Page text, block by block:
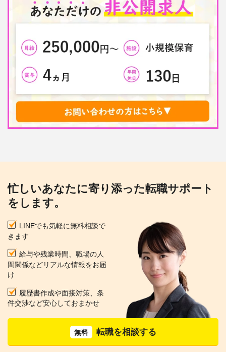
忙しいあなたに寄り添った転職サポート
をします。
LINEでも気軽に無料相談で
きます
給与や残業時間、職場の人
間関係などリアルな情報をお届
け
履歴書作成や面接対策、条
件交渉など安心しておまかせ
無料 転職を相談する